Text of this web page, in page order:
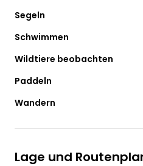
Segeln
Schwimmen
Wildtiere beobachten
Paddeln
Wandern
Lage und